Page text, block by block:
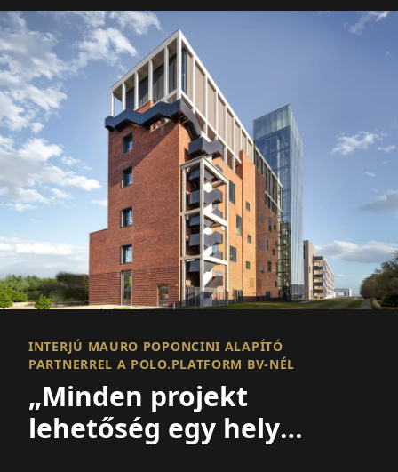
INTERJÚ MAURO POPONCINI ALAPÍTÓ
PARTNERREL A POLO.PLATFORM BV-NÉL
„Minden projekt
lehetőség egy hely